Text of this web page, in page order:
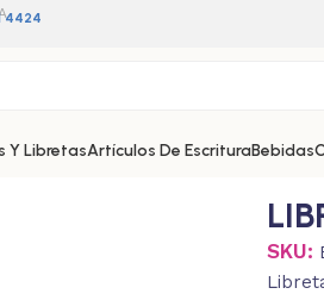
4424
Y LibretasArtículos De EscrituraBebidas
SKU: